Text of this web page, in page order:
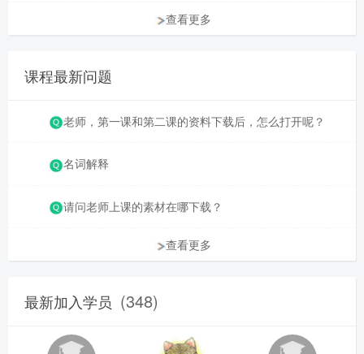
查看更多
课程最新问题
老师，第一课和第二课的资料下载后，怎么打开呢？
名词解释
请问老师上课的素材在哪下载？
查看更多
最新加入学员 (348)